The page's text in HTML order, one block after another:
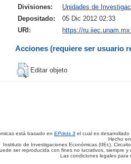
Divisiones:
Unidades de
Depositado:
05 Dic 2012 02:33
URI:
https://
Acciones (requiere ser usuario
Editar objeto
está basado en EPrints 3 el cual es desarrollado
Hecho
Instituto de Investigaciones Económicas (IIEc).
ser reproducida con fines no lucrativos, siempre
Las condiciones legales